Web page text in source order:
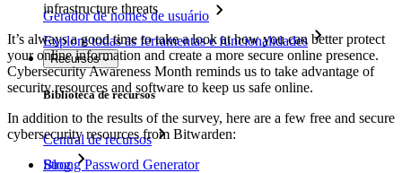
Gerador de nomes de usuário
Explore todas as ferramentas e funcionalidades
Recursos
Biblioteca de recursos
Central de recursos
Blog
infrastructure threats
It’s always a good time to take a look at how you can better protect
your online information and create a more secure online presence.
Cybersecurity Awareness Month reminds us to take advantage of
security resources and software to keep us safe online.
In addition to the results of the survey, here are a few free and secure
cybersecurity resources from Bitwarden:
Strong Password Generator